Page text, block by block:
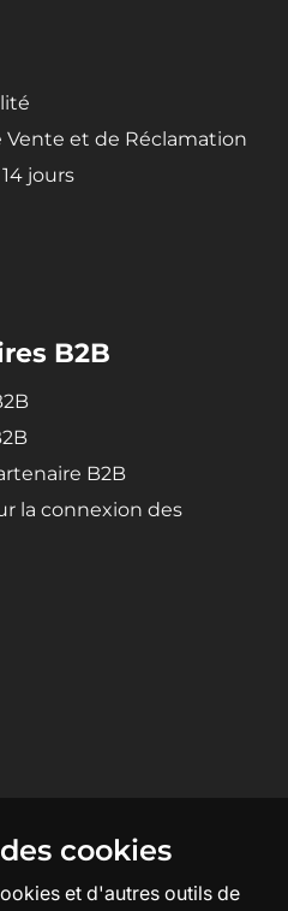
Vente et de Réclamation
jours
B2B
B2B
la connexion des
cookies
et d'autres outils de